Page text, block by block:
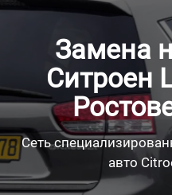
Замена
Ситроен
Сеть
авто